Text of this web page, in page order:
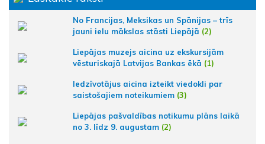
No Francijas, Meksikas un Spānijas – trīs
jauni ielu mākslas stāsti Liepājā (2)
Liepājas muzejs aicina uz ekskursijām
vēsturiskajā Latvijas Bankas ēkā (1)
Iedzīvotājus aicina izteikt viedokli par
saistošajiem noteikumiem (3)
Liepājas pašvaldības notikumu plāns laikā
no 3. līdz 9. augustam (2)